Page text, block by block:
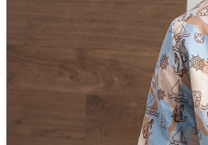
Салфетки из льна
Декоративные
Салфетки из льна в
Постельное белье из
Постельное белье
Постельное белье
Мешочки лен